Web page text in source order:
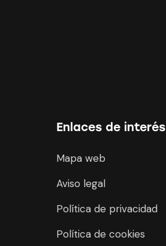
Enlaces de interés
Mapa web
Aviso legal
Política de privacidad
Política de cookies